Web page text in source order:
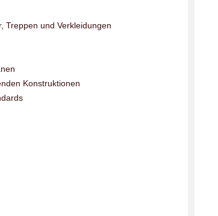
Treppen und Verkleidungen
Konstruktionen